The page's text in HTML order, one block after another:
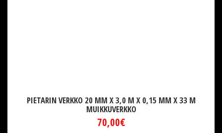
PIETARIN VERKKO 20 MM X 3,0 M X 0,15 MM X 33 M
MUIKKUVERKKO
70,00€